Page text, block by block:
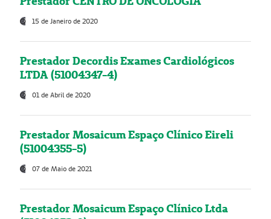
15 de Janeiro de 2020
Prestador Decordis Exames Cardiológicos
LTDA (51004347-4)
01 de Abril de 2020
Prestador Mosaicum Espaço Clínico Eireli
(51004355-5)
07 de Maio de 2021
Prestador Mosaicum Espaço Clínico Ltda